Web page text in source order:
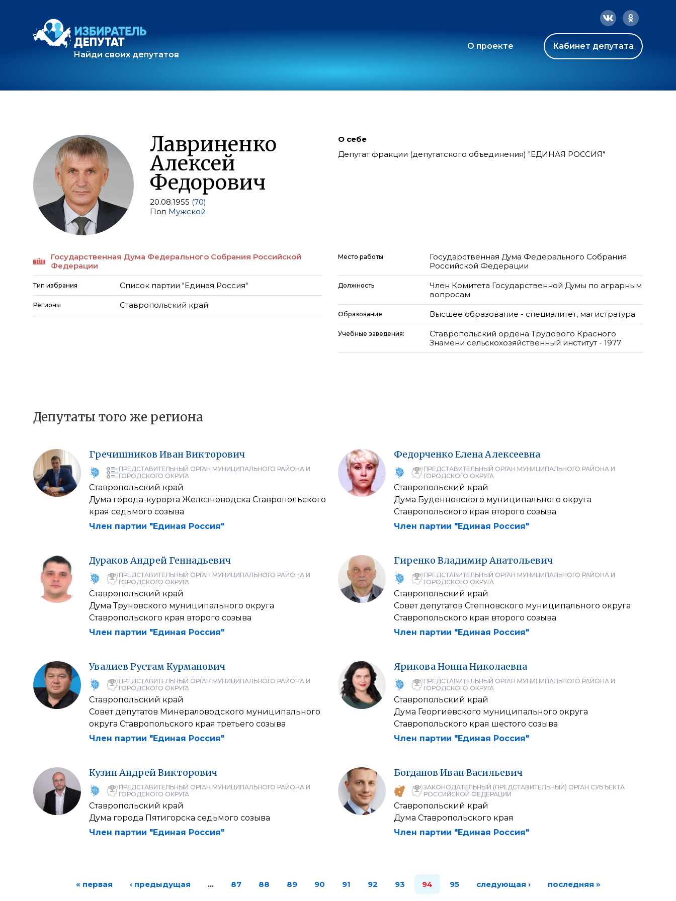
Найди своих депутатов
О проекте Кабинет депутата
Лавриненко
Алексей
Федорович
20.08.1955 (70)
Пол Мужской
О себе
Депутат фракции (депутатского объединения) "ЕДИНАЯ РОССИЯ"
Государственная Дума Федерального Собрания Российской
Федерации
Тип избрания Список партии "Единая Россия"
Регионы Ставропольский край
Место работы
Государственная Дума Федерального Собрания
Российской Федерации
Должность
Член Комитета Государственной Думы по аграрным
вопросам
Образование Высшее образование - специалитет, магистратура
Учебные заведения:
Ставропольский ордена Трудового Красного
Знамени сельскохозяйственный институт - 1977
Депутаты того же региона
Гречишников ИванВикторович
ПРЕДСТАВИТЕЛЬНЫЙ ОРГАН МУНИЦИПАЛЬНОГО РАЙОНА И
ГОРОДСКОГО ОКРУГА
Ставропольский край
Дума города-курорта Железноводска Ставропольского
края седьмого созыва
Член партии "Единая Россия"
Федорченко ЕленаАлексеевна
ПРЕДСТАВИТЕЛЬНЫЙ ОРГАН МУНИЦИПАЛЬНОГО РАЙОНА И
ГОРОДСКОГО ОКРУГА
Ставропольский край
Дума Буденновского муниципального округа
Ставропольского края второго созыва
Член партии "Единая Россия"
Дураков Андрей Геннадьевич
ПРЕДСТАВИТЕЛЬНЫЙ ОРГАН МУНИЦИПАЛЬНОГО РАЙОНА И
ГОРОДСКОГО ОКРУГА
Ставропольский край
Дума Труновского муниципального округа
Ставропольского края второго созыва
Член партии "Единая Россия"
Гиренко Владимир Анатольевич
ПРЕДСТАВИТЕЛЬНЫЙ ОРГАН МУНИЦИПАЛЬНОГО РАЙОНА И
ГОРОДСКОГО ОКРУГА
Ставропольский край
Совет депутатов Степновского муниципального округа
Ставропольского края второго созыва
Член партии "Единая Россия"
Увалиев Рустам Курманович
ПРЕДСТАВИТЕЛЬНЫЙ ОРГАН МУНИЦИПАЛЬНОГО РАЙОНА И
ГОРОДСКОГО ОКРУГА
Ставропольский край
Совет депутатов Минераловодского муниципального
округа Ставропольского края третьего созыва
Член партии "Единая Россия"
ЯриковаНоннаНиколаевна
ПРЕДСТАВИТЕЛЬНЫЙ ОРГАН МУНИЦИПАЛЬНОГО РАЙОНА И
ГОРОДСКОГО ОКРУГА
Ставропольский край
Дума Георгиевского муниципального округа
Ставропольского края шестого созыва
Член партии "Единая Россия"
КузинАндрейВикторович
ПРЕДСТАВИТЕЛЬНЫЙ ОРГАН МУНИЦИПАЛЬНОГО РАЙОНА И
ГОРОДСКОГО ОКРУГА
Ставропольский край
Дума города Пятигорска седьмого созыва
Член партии "Единая Россия"
Богданов ИванВасильевич
ЗАКОНОДАТЕЛЬНЫЙ (ПРЕДСТАВИТЕЛЬНЫЙ) ОРГАН СУБЪЕКТА
РОССИЙСКОЙ ФЕДЕРАЦИИ
Ставропольский край
Дума Ставропольского края
Член партии "Единая Россия"
« первая ‹ предыдущая … 87 88 89 90 91 92 93 94 95 следующая › последняя »